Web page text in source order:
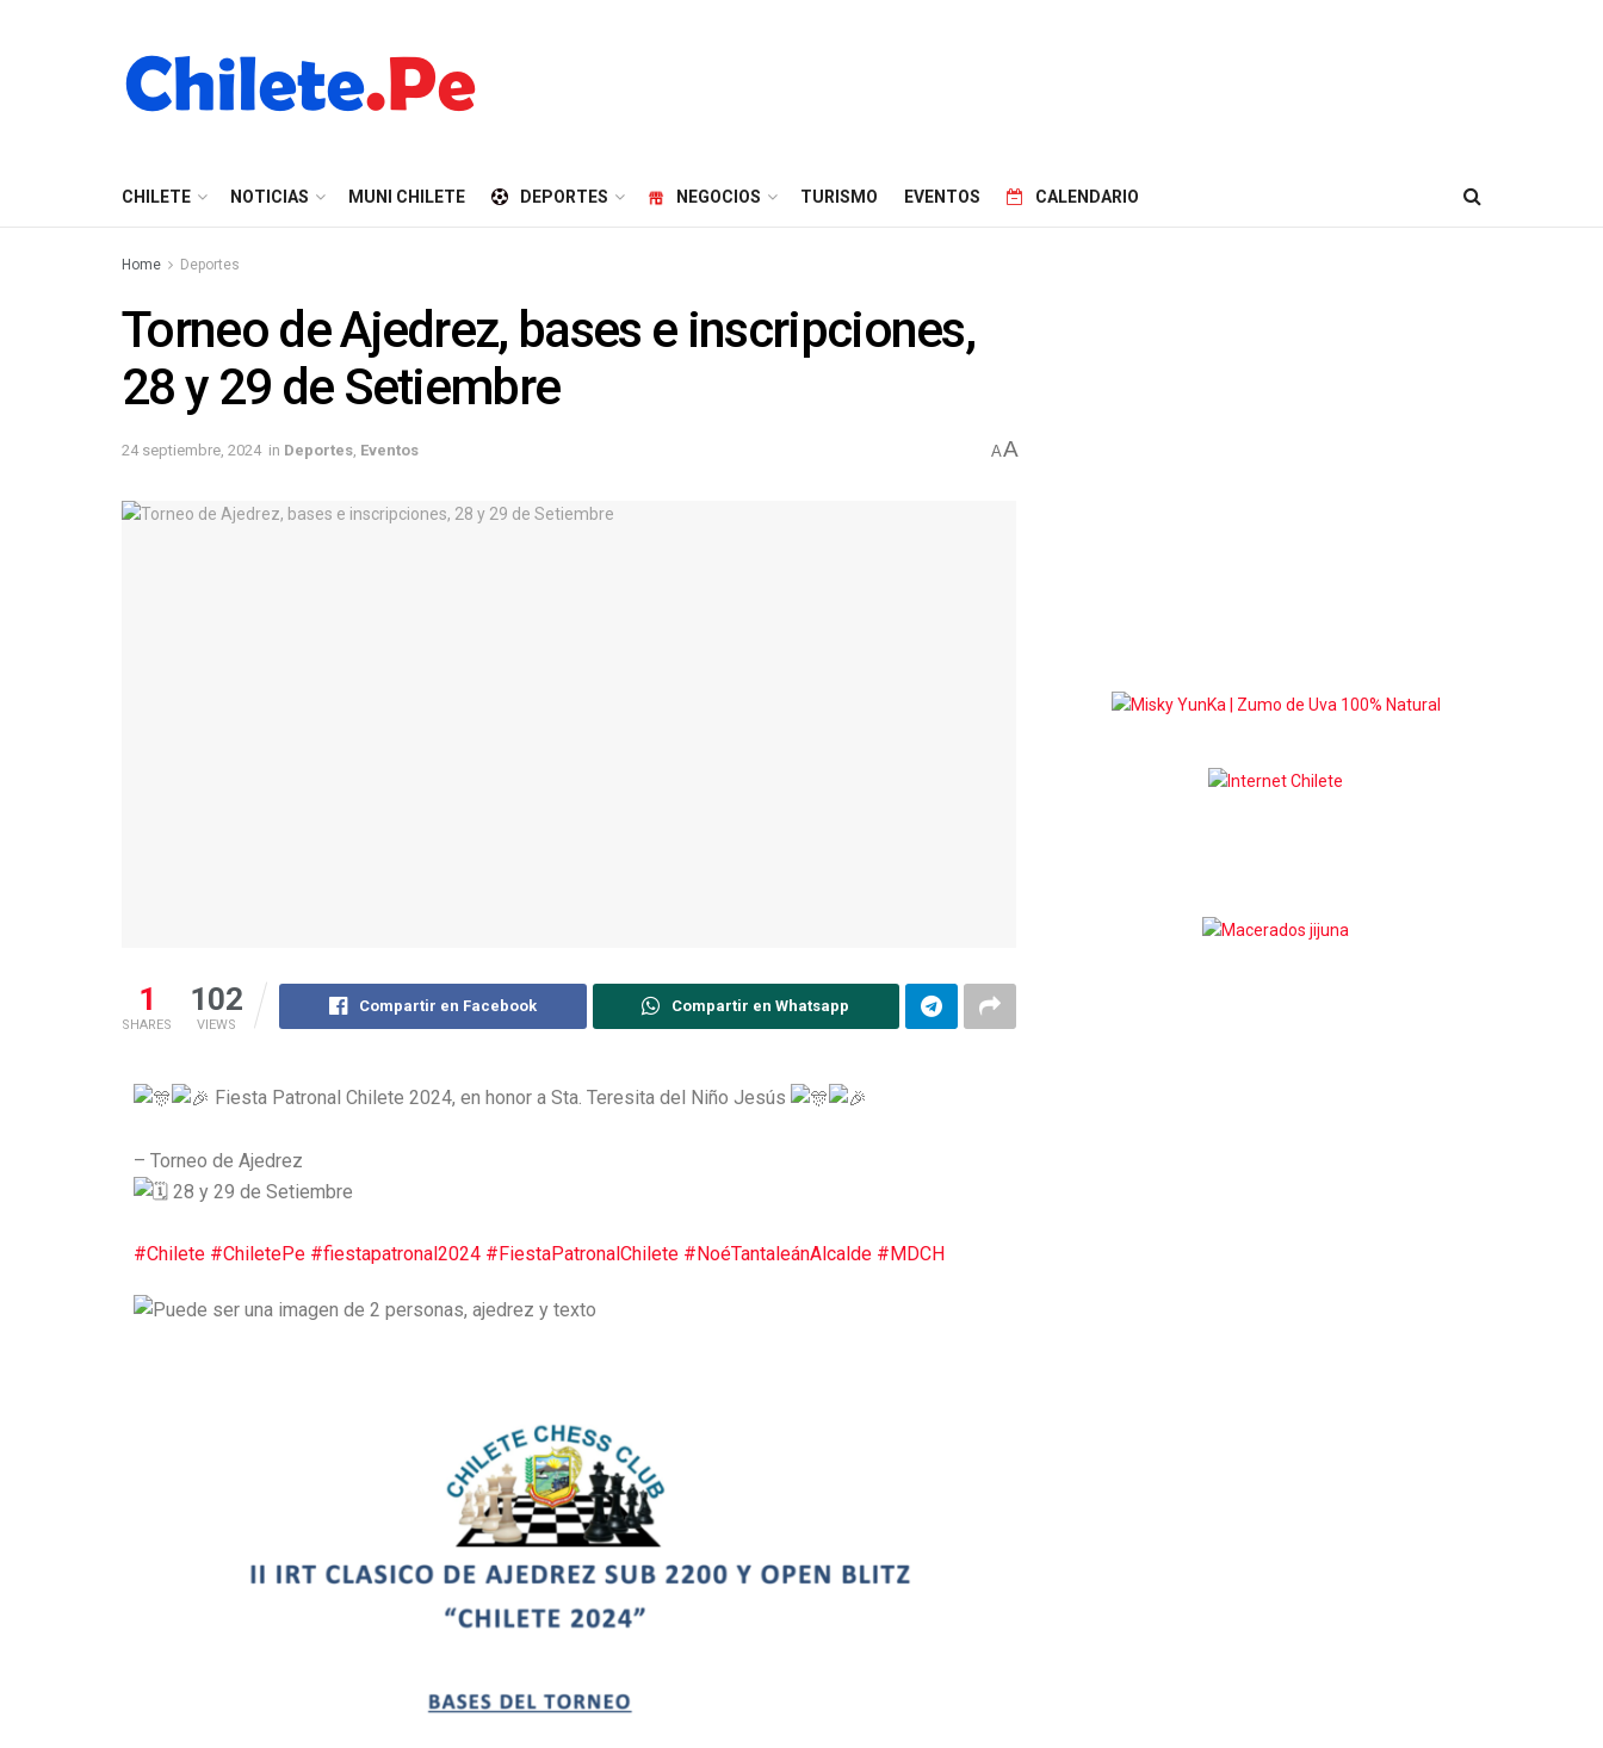
CHILETE NOTICIAS MUNI CHILETE DEPORTES NEGOCIOS TURISMO EVENTOS CALENDARIO
Home Deportes
Torneo de Ajedrez, bases e inscripciones,
28 y 29 de Setiembre
24 septiembre, 2024 in Deportes Eventos AA
1
SHARES
102
VIEWS
Compartir en Facebook Compartir en Whatsapp
Fiesta Patronal Chilete 2024, en honor a Sta. Teresita del Niño Jesús
– Torneo de Ajedrez
28 y 29 de Setiembre
#Chilete #ChiletePe #fiestapatronal2024 #FiestaPatronalChilete #NoéTantaleánAlcalde #MDCH